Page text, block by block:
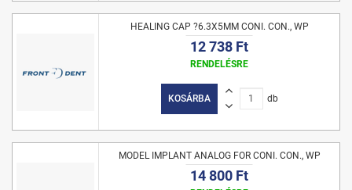
HEALING CAP ?6.3X5MM CONI. CON., WP
12 738 Ft
RENDELÉSRE
KOSÁRBA db
MODEL IMPLANT ANALOG FOR CONI. CON., WP
14 800 Ft